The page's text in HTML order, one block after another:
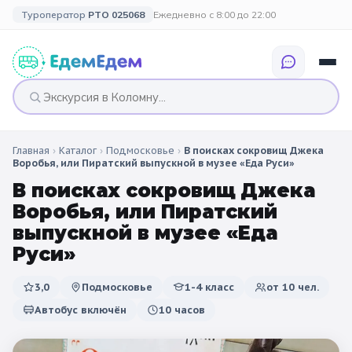
Туроператор РТО 025068 Ежедневно с 8:00 до 22:00
🎉 ПО ПРАЗДНИКАМ
Все праздники
🔔 1 сентября
🗳️ 18 сентября
🎄 Новогодние
🗓️ ПО КАНИКУЛАМ
🍂 Осенние
❄️ Зимние
☀️ Летние
🗓️ ПО ДЛИТЕЛЬНОСТИ
Однодневные
2 дня / 1 ночь
3 дня и больше
🎉 СОБЫТИЙНЫЕ
ТУРЫ
🍂 Осенние
каникулы
🌷 Весенние
🎓 Выпускные
Главная › Каталог › Подмосковье › В поисках сокровищ Джека
Воробья, или Пиратский выпускной в музее «Еда Руси»
В поисках сокровищ Джека
Воробья, или Пиратский
выпускной в музее «Еда
Руси»
3,0 Подмосковье 1-4 класс от 10 чел.
Автобус включён
10 часов